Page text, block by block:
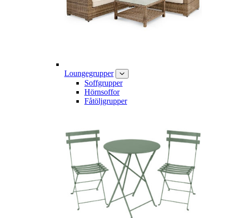
Loungegrupper
Soffgrupper
Hörnsoffor
Fåtöljgrupper